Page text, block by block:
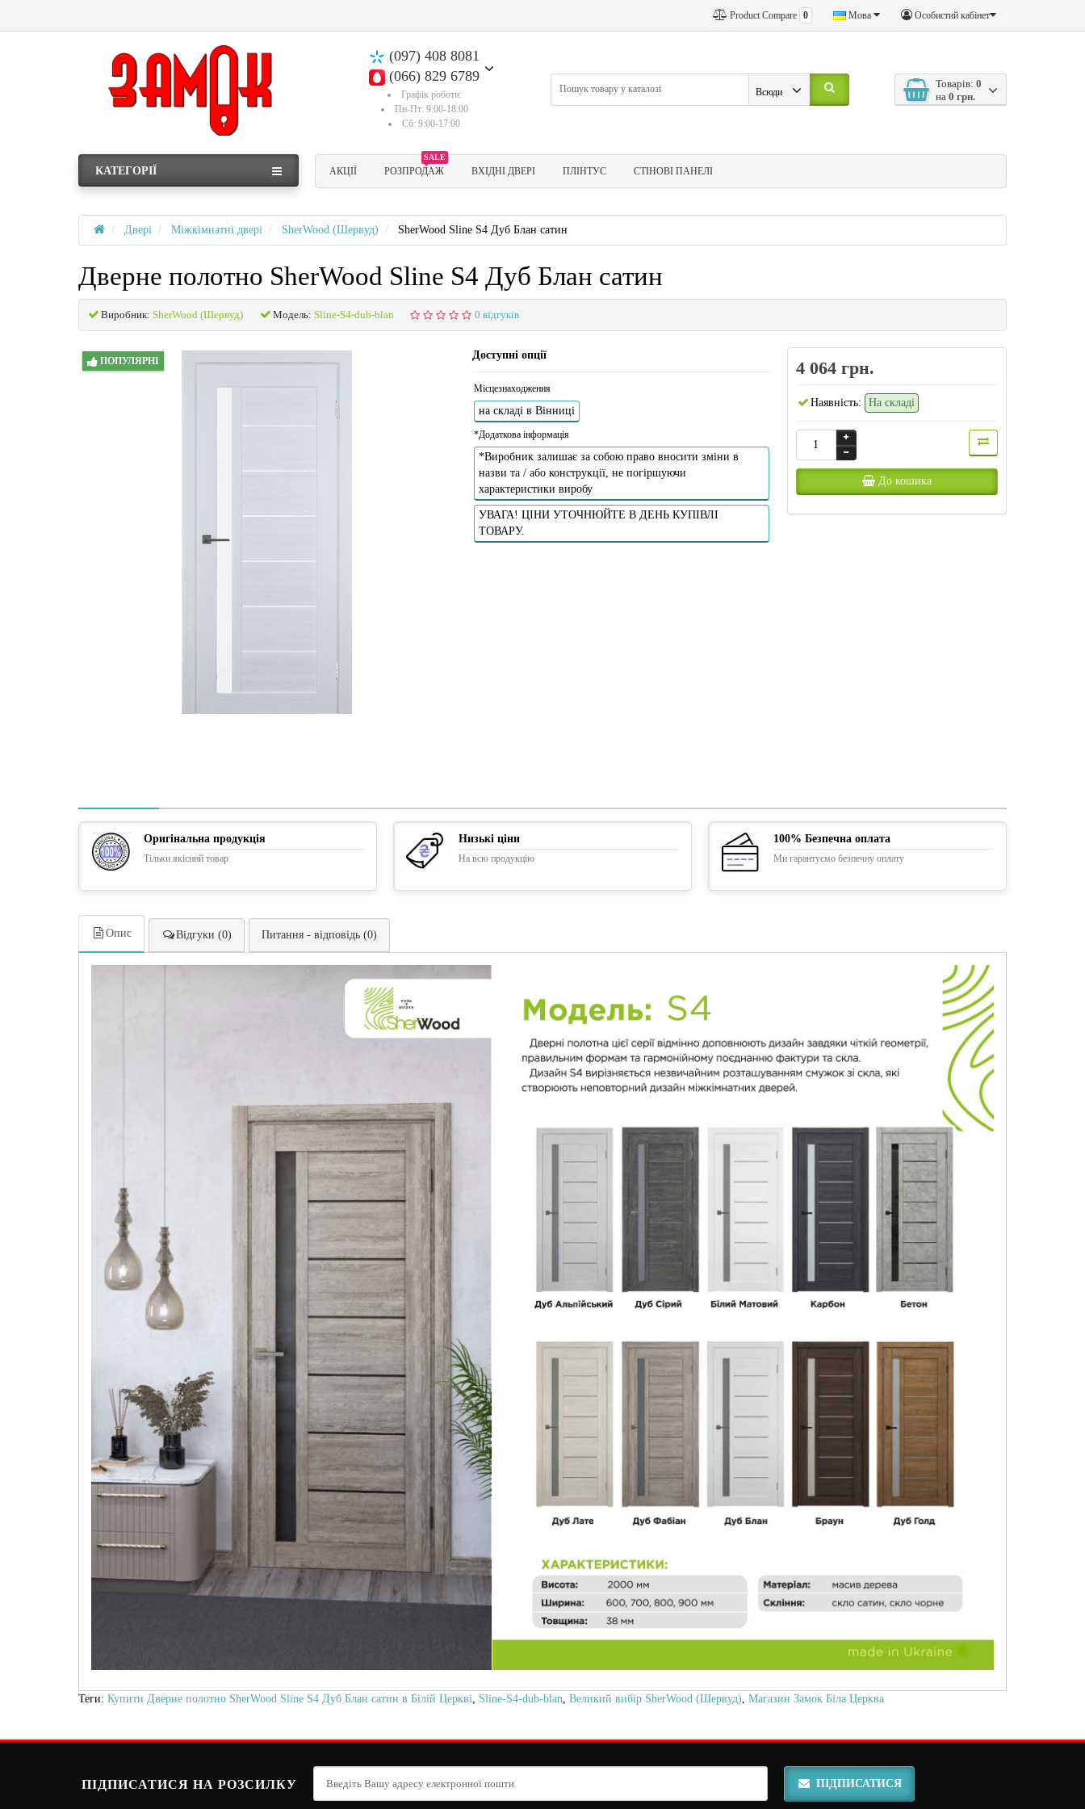
Особистий кабінет
Мова
Product Compare 0
(097) 408 8081
(066) 829 6789
Графік роботи:
Пн-Пт: 9:00-18:00
Сб: 9:00-17:00
Товарів: 0
на 0 грн.
Всюди
КАТЕГОРІЇ АКЦІЇ
SALE
РОЗПРОДАЖ ВХІДНІ ДВЕРІ ПЛІНТУС СТІНОВІ ПАНЕЛІ
Двері Міжкімнатні двері SherWood (Шервуд) SherWood Sline S4 Дуб Блан сатин
Дверне полотно SherWood Sline S4 Дуб Блан сатин
Виробник: SherWood (Шервуд) Модель: Sline-S4-dub-blan 0 відгуків
ПОПУЛЯРНІ Доступні опції
Місцезнаходження
на складі в Вінниці
*Додаткова інформація
*Виробник залишає за собою право вносити зміни в
назви та / або конструкції, не погіршуючи
характеристики виробу
УВАГА! ЦІНИ УТОЧНЮЙТЕ В ДЕНЬ КУПІВЛІ
ТОВАРУ.
4 064 грн.
Наявність: На складі
До кошика
Оригінальна продукція
Тільки якісний товар
Низькі ціни
На всю продукцію
100% Безпечна оплата
Ми гарантуємо безпечну оплату
Опис Відгуки (0) Питання - відповідь (0)
Теги: Купити Дверне полотно SherWood Sline S4 Дуб Блан сатин в Білій Церкві, Sline-S4-dub-blan, Великий вибір SherWood (Шервуд), Магазин Замок Біла Церква
ПІДПИСАТИСЯ НА РОЗСИЛКУ ПІДПИСАТИСЯ